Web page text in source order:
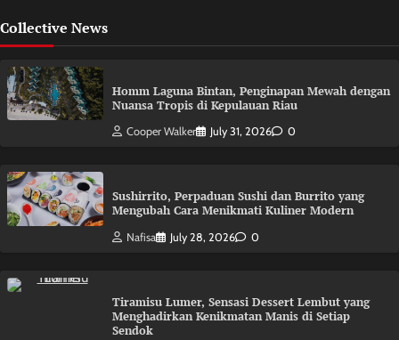
Collective News
Homm Laguna Bintan, Penginapan Mewah dengan
Nuansa Tropis di Kepulauan Riau
Cooper Walker July 31, 2026 0
Sushirrito, Perpaduan Sushi dan Burrito yang
Mengubah Cara Menikmati Kuliner Modern
Nafisa July 28, 2026 0
Tiramisu Lumer, Sensasi Dessert Lembut yang
Menghadirkan Kenikmatan Manis di Setiap
Sendok